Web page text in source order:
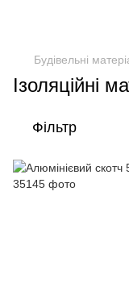
Будівельні
Ізоляційні
Фільтр